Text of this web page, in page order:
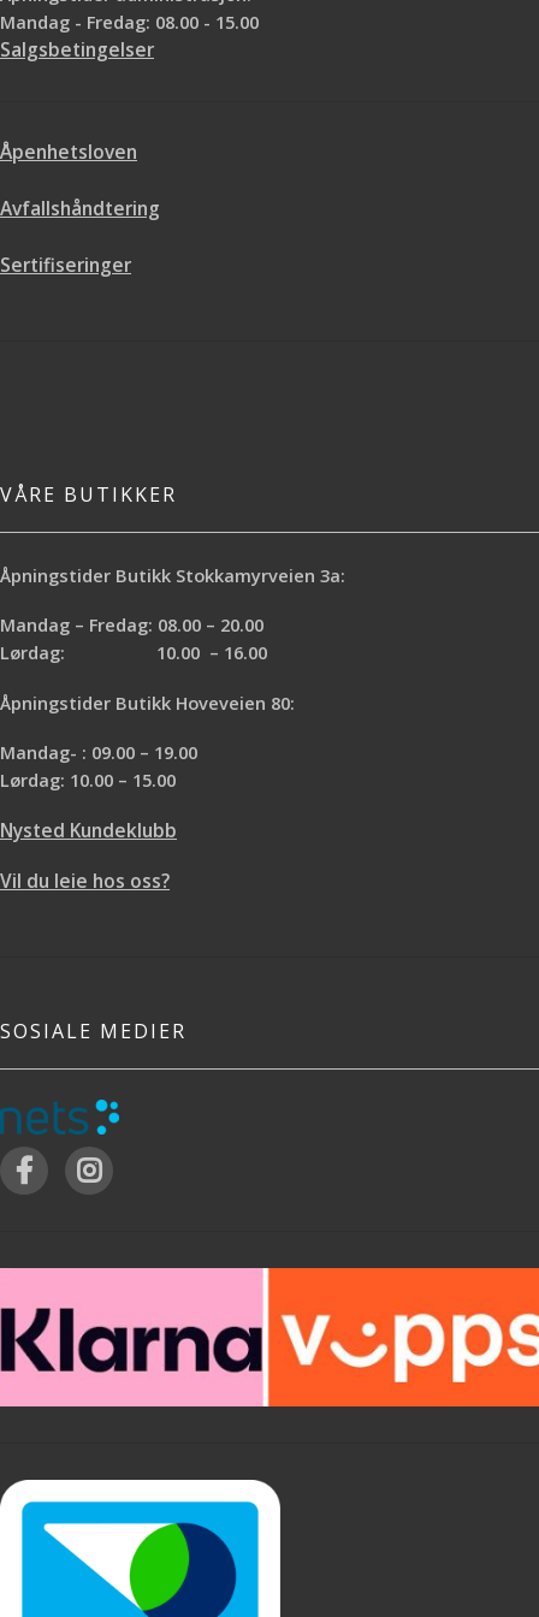
Mandag - Fredag: 08.00 - 15.00
Salgsbetingelser
Åpenhetsloven
Avfallshåndtering
Sertifiseringer
VÅRE BUTIKKER
Åpningstider Butikk Stokkamyrveien 3a:
Mandag – Fredag: 08.00 – 20.00
Lørdag: 10.00 – 16.00
Åpningstider Butikk Hoveveien 80:
Mandag- : 09.00 – 19.00
Lørdag: 10.00 – 15.00
Nysted Kundeklubb
Vil du leie hos oss?
SOSIALE MEDIER